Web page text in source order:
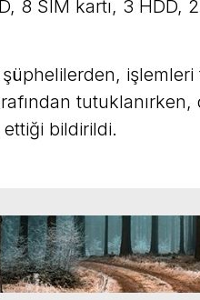
8 SIM kartı, 3 HDD,
şüphelilerden,
bildirildi.